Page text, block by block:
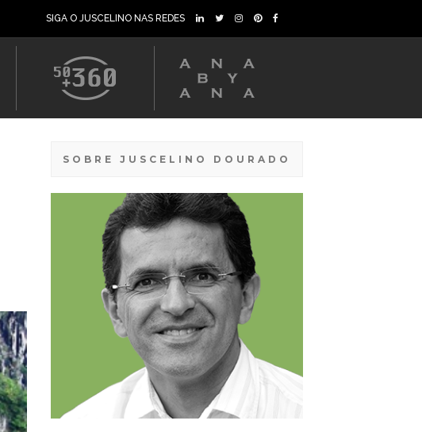
SIGA O JUSCELINO NAS REDES
SOBRE JUSCELINO DOURADO